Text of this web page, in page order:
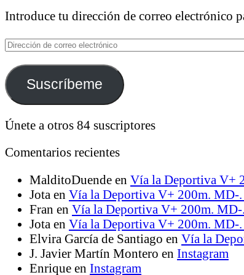
Introduce tu dirección de correo electrónico
Dirección
correo
electrónico
Suscríbeme
Únete a otros 84 suscriptores
Comentarios recientes
MalditoDuende en Vía la Deportiva V+
Jota en Vía la Deportiva V+ 200m. MD-
Fran en Vía la Deportiva V+ 200m.
Jota en Vía la Deportiva V+ 200m. MD-
Elvira García de Santiago en Vía la
J. Javier Martín Montero en Instagram
Enrique en Instagram